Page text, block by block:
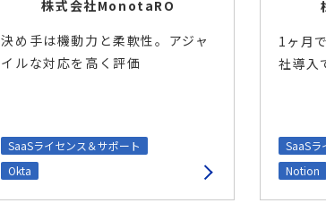
株式会社MonotaRO
決め手は機動力と柔軟性。アジャ
イルな対応を高く評価
SaaSライセンス＆サポート
Okta
1ヶ月
社導入
SaaSラ
Notion